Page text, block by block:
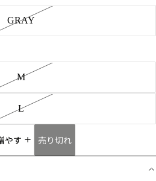
GRAY
M
L
やす 売り切れ